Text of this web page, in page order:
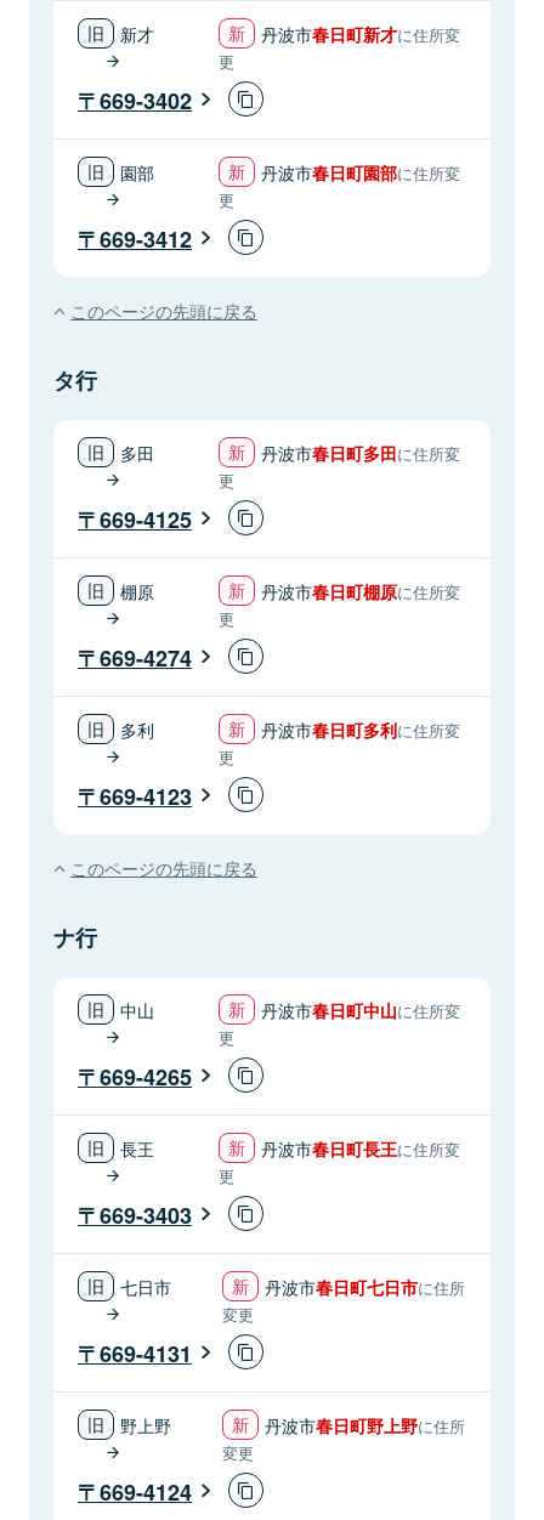
新才 丹波市春日町新才に住所変
更
669-3402
園部 丹波市春日町園部に住所変
更
669-3412
このページの先頭に戻る
タ行
多田 丹波市春日町多田に住所変
更
669-4125
棚原 丹波市春日町棚原に住所変
更
669-4274
多利 丹波市春日町多利に住所変
更
669-4123
このページの先頭に戻る
ナ行
中山 丹波市春日町中山に住所変
更
669-4265
長王 丹波市春日町長王に住所変
更
669-3403
七日市 丹波市春日町七日市に住所
変更
669-4131
野上野 丹波市春日町野上野に住所
変更
669-4124